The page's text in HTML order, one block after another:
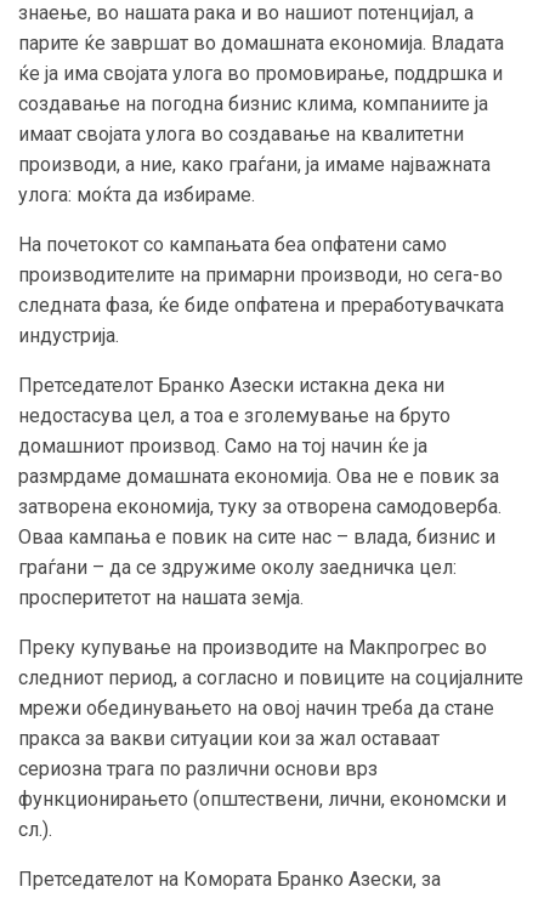
знаење, во нашата рака и во нашиот потенцијал, а
парите ќе завршат во домашната економија. Владата
ќе ја има својата улога во промовирање, поддршка и
создавање на погодна бизнис клима, компаниите ја
имаат својата улога во создавање на квалитетни
производи, а ние, како граѓани, ја имаме најважната
улога: моќта да избираме.
На почетокот со кампањата беа опфатени само
производителите на примарни производи, но сега-во
следната фаза, ќе биде опфатена и преработувачката
индустрија.
Претседателот Бранко Азески истакна дека ни
недостасува цел, а тоа е зголемување на бруто
домашниот производ. Само на тој начин ќе ја
размрдаме домашната економија. Ова не е повик за
затворена економија, туку за отворена самодоверба.
Оваа кампања е повик на сите нас – влада, бизнис и
граѓани – да се здружиме околу заедничка цел:
просперитетот на нашата земја.
Преку купување на производите на Макпрогрес во
следниот период, а согласно и повиците на социјалните
мрежи обединувањето на овој начин треба да стане
пракса за вакви ситуации кои за жал оставаат
сериозна трага по различни основи врз
функционирањето (општествени, лични, економски и
сл.).
Претседателот на Комората Бранко Азески, за